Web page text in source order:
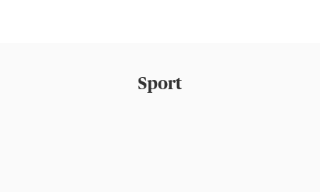
Sport